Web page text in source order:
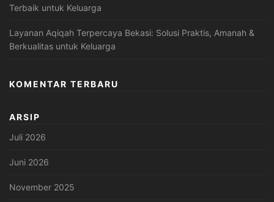
Terbaik untuk Keluarga
Layanan Aqiqah Terpercaya Bekasi: Solusi Praktis, Amanah &
Berkualitas untuk Keluarga
KOMENTAR TERBARU
ARSIP
Juli 2026
Juni 2026
November 2025